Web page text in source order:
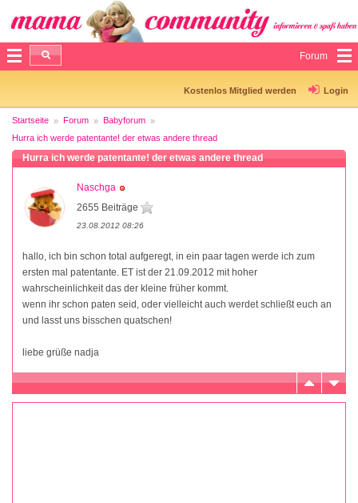
Forum
Kostenlos Mitglied werden Login
Startseite Forum
Babyforum
Hurra ich werde patentante! der etwas andere thread
Hurra ich werde patentante! der etwas andere thread
Naschga
2655 Beiträge
23.08.2012 08:26
hallo, ich bin schon total aufgeregt, in ein paar tagen werde ich zum
ersten mal patentante. ET ist der 21.09.2012 mit hoher
wahrscheinlichkeit das der kleine früher kommt.
wenn ihr schon paten seid, oder vielleicht auch werdet schließt euch an
und lasst uns bisschen quatschen!
liebe grüße nadja